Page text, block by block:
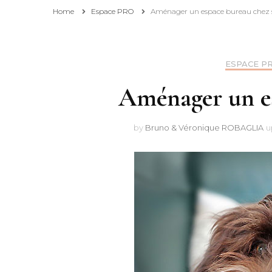
suivre ce blog ?
Home Espace PRO Aménager un espace bureau chez
ESPACE
Aménager un
by Bruno & Véronique ROBAGLIA